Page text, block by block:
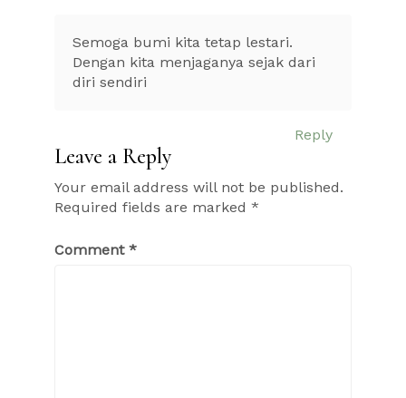
Semoga bumi kita tetap lestari.
Dengan kita menjaganya sejak dari
diri sendiri
Reply
Leave a Reply
Your email address will not be published.
Required fields are marked *
Comment *